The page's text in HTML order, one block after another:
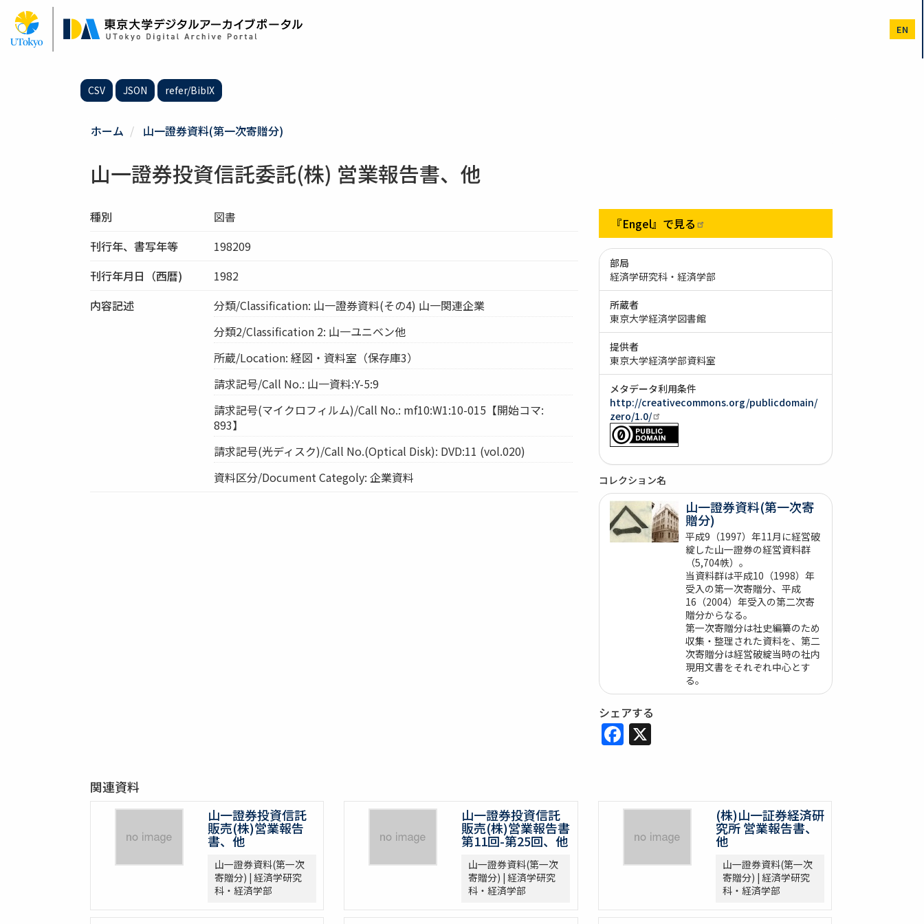
ン
EN
CSV JSON refer/BibIX
ホーム 山一證券資料(第一次寄贈分)
山一證券投資信託委託(株) 営業報告書、他
種別
図書
刊行年、書写年等
198209
刊行年月日（西暦)
1982
内容記述
分類/Classification: 山一證券資料(その4) 山一関連企業
分類2/Classification 2: 山一ユニベン他
所蔵/Location: 経図・資料室（保存庫3）
請求記号/Call No.: 山一資料:Y-5:9
請求記号(マイクロフィルム)/Call No.: mf10:W1:10-015【開始コマ:
893】
請求記号(光ディスク)/Call No.(Optical Disk): DVD:11 (vol.020)
資料区分/Document Categoly: 企業資料
『Engel』で見る
部局
経済学研究科・経済学部
所蔵者
東京大学経済学図書館
提供者
東京大学経済学部資料室
メタデータ利用条件
http://creativecommons.org/publicdomain/
zero/1.0/
コレクション名
山一證券資料(第一次寄
贈分)
平成9（1997）年11月に経営破
綻した山一證券の経営資料群
（5,704帙）。
当資料群は平成10（1998）年
受入の第一次寄贈分、平成
16（2004）年受入の第二次寄
贈分からなる。
第一次寄贈分は社史編纂のため
収集・整理された資料を、第二
次寄贈分は経営破綻当時の社内
現用文書をそれぞれ中心とす
る。
シェアする
Facebook
X
関連資料
山一證券投資信託
販売(株)営業報告
書、他
山一證券資料(第一次
寄贈分) | 経済学研究
科・経済学部
山一證券投資信託
販売(株)営業報告書
第11回-第25回、他
山一證券資料(第一次
寄贈分) | 経済学研究
科・経済学部
(株)山一証券経済研
究所 営業報告書、
他
山一證券資料(第一次
寄贈分) | 経済学研究
科・経済学部